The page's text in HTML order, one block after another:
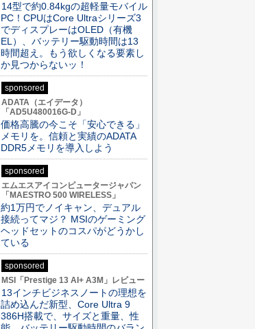
14型で約0.84kgの超軽量モバイル
PC！CPUはCore Ultraシリーズ3
でディスプレーはOLED（有機
EL）、バッテリー駆動時間は13
時間超え。もう欲しくなる要素し
か見つからないッ！
sponsored
ADATA（エイデータ）
「AD5U480016G-D」
価格高騰の今こそ「安心できる」
メモリを。信頼と実績のADATA
DDR5メモリを導入しよう
sponsored
エムエスアイコンピュータージャパン
「MAESTRO 500 WIRELESS」
約1万円でノイキャン、デュアル
接続ってマジ？ MSIのゲーミング
ヘッドセットのコスパがどうかし
ている
sponsored
MSI「Prestige 13 AI+ A3M」レビュー
13インチビジネスノートの理想を
詰め込んだ新型、Core Ultra 9
386H搭載で、サイズと重量、性